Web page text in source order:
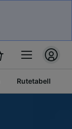
Rutetabell